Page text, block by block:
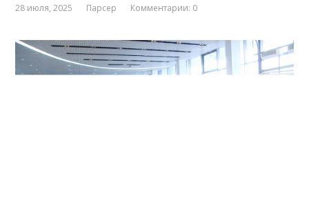
28 июля, 2025 Парсер Комментарии: 0